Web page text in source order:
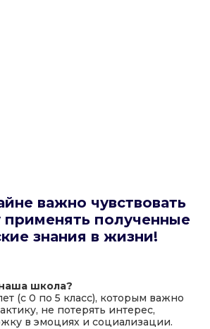
важно чувствовать
применять полученные
знания в жизни!
школа?
(с 0 по 5 класс), которым важно
не потерять интерес,
в эмоциях и социализации.